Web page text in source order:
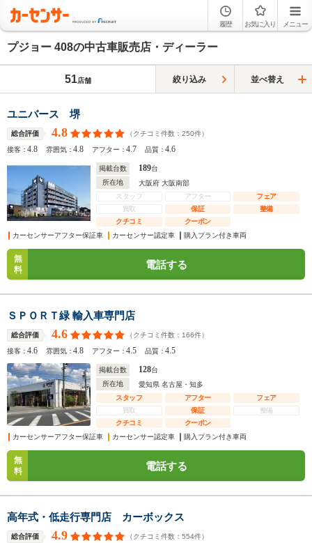
履歴 お気に入り メニュー
プジョー 408の中古車販売店・ディーラー
51店舗 絞り込み 並べ替え
ユニバース 堺
総合評価 4.8 （クチコミ件数： 250件）
接客：4.8 雰囲気：4.8 アフター：4.7 品質：4.6
掲載台数 189台
所在地
大阪府 大阪南部
スタッフ
アフター
フェア
買取
保証
整備
クチコミ
クーポン
カーセンサーアフター保証車
カーセンサー認定車 購入プラン付き車両
無
料
電話する
ＳＰＯＲＴ緑 輸入車専門店
総合評価 4.6 （クチコミ件数： 166件）
接客：4.6 雰囲気：4.8 アフター：4.5 品質：4.5
掲載台数 128台
所在地
愛知県 名古屋・知多
スタッフ
アフター
フェア
買取
保証
整備
クチコミ
クーポン
カーセンサーアフター保証車
カーセンサー認定車 購入プラン付き車両
無
料
電話する
高年式・低走行専門店 カーボックス
総合評価 4.9 （クチコミ件数： 554件）